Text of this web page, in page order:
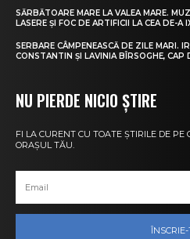
SĂRBĂTOARE MARE LA VALEA MARE.
LASERE ȘI FOC DE ARTIFICII LA CEA DE-A
SERBARE CÂMPENEASCĂ DE ZILE MARI.
CONSTANTIN ȘI LAVINIA BÎRSOGHE, CAP
NU PIERDE NICIO ȘTIRE
FI LA CURENT CU TOATE ȘTIRILE DE
ORAȘUL TĂU.